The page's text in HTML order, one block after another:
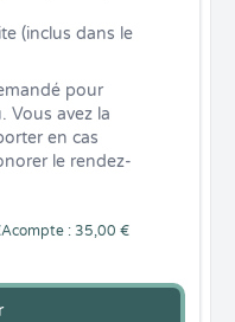
Acompte : 35,00 €
pour
Vous avez la
en cas
le rendez-
(inclus dans le